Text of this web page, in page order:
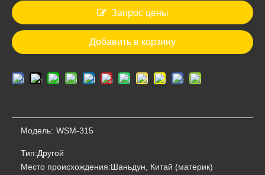
ZX7-200 MMA200A
Запрос цены
Добавить в корзину
Модель: WSM-315
Тип:Другой
Место происхождения:Шаньдун, Китай (материк)